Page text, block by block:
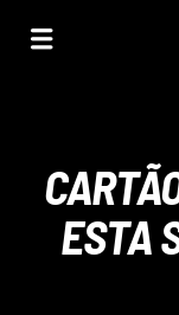
ESTA